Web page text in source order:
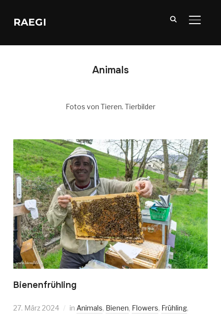
RAEGI
Animals
Fotos von Tieren. Tierbilder
Bienenfrühling
27. März 2024 in Animals, Bienen, Flowers, Frühling,